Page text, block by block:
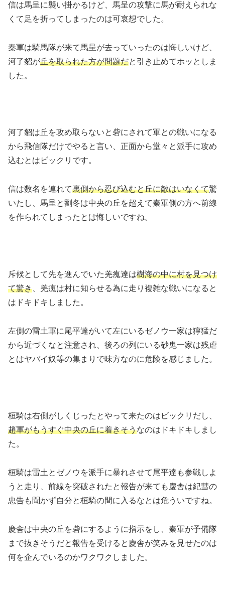
信は馬呈に襲い掛かるけど、馬呈の攻撃に馬が耐えられな
くて足を折ってしまったのは可哀想でした。
秦軍は騎馬隊が来て馬呈が去っていったのは悔しいけど、
河了貂が丘を取られた方が問題だと引き止めてホッとしま
した。
河了貂は丘を攻め取らないと砦にされて軍との戦いになる
から飛信隊だけでやると言い、正面から堂々と派手に攻め
込むとはビックリです。
信は数名を連れて裏側から忍び込むと丘に敵はいなくて驚
いたし、馬呈と劉冬は中央の丘を超えて秦軍側の方へ前線
を作られてしまったとは悔しいですね。
斥候として先を進んでいた羌瘣達は樹海の中に村を見つけ
て驚き 、羌瘣は村に知らせる為に走り複雑な戦いになると
はドキドキしました。
左側の雷土軍に尾平達がいて左にいるゼノウ一家は獰猛だ
から近づくなと注意され、後ろの列にいる砂鬼一家は残虐
とはヤバイ奴等の集まりで味方なのに危険を感じました。
桓騎は右側がしくじったとやって来たのはビックリだし、
趙軍がもうすぐ中央の丘に着きそうなのはドキドキしまし
た。
桓騎は雷土とゼノウを派手に暴れさせて尾平達も参戦しよ
うと走り、前線を突破されたと報告が来ても慶舎は紀彗の
忠告も聞かず自分と桓騎の間に入るなとは危ういですね。
慶舎は中央の丘を砦にするように指示をし、秦軍が予備隊
まで抜きそうだと報告を受けると慶舎が笑みを見せたのは
何を企んでいるのかワクワクしました。